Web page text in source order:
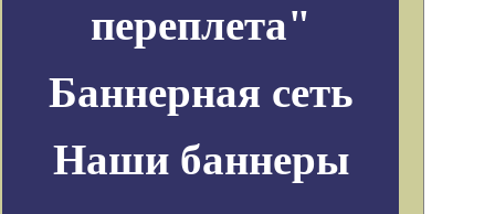
переплета"
Баннерная сеть
Наши баннеры